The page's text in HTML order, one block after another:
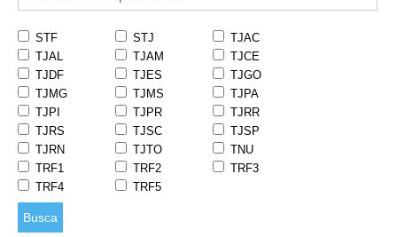
STF STJ
TJAC
TJAL
TJAM
TJCE
TJDF
TJES
TJGO
TJMG
TJMS
TJPA
TJPI
TJPR
TJRR
TJRS
TJSC
TJSP
TJRN
TJTO
TNU
TRF1
TRF2
TRF3
TRF4
TRF5
Busca